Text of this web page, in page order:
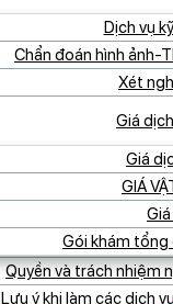
Dịch vụ
Chẩn đoán hình ảnh-
Xét
Giá
Giá
GIÁ
Gói khám tổng
Quyền và trách nhiệm
Lưu ý khi làm các dịch